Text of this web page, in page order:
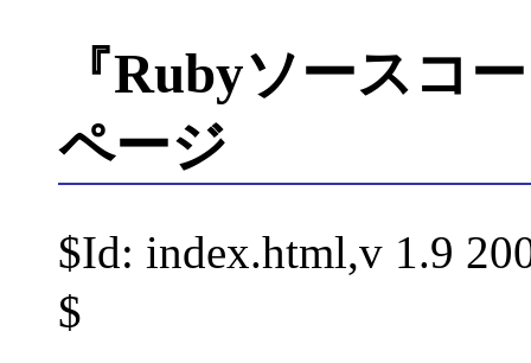
『Rubyソースコ
ページ
$Id: index.html,v 1.9
$